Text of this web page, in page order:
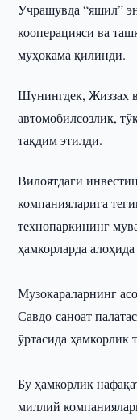
Учрашувда “яшил”
кооперацияси ва
муҳокама қилинди.
Шунингдек, Жиззах
автомобилсозлик,
тақдим этилди.
Вилоятдаги
компанияларига
технопаркининг
ҳамкорларда
Музокараларнинг
Савдо-саноат
ўртасида ҳамкорлик
Бу ҳамкорлик
миллий